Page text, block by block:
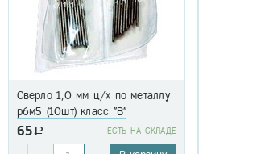
Сверло 1,0 мм ц/х по металлу
р6м5 (10шт) класс "В"
65a EСТЬ НА СКЛАДЕ